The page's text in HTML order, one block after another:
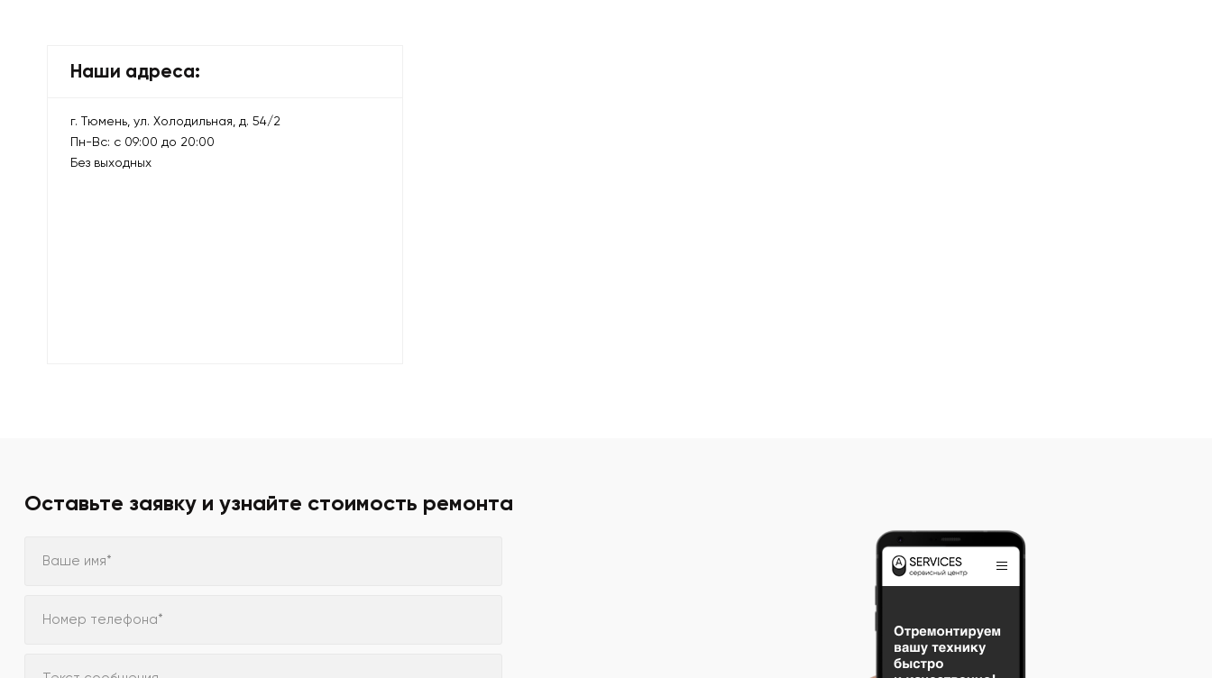
Наши адреса:
г. Тюмень, ул. Холодильная, д. 54/2
Пн-Вс: с 09:00 до 20:00
Без выходных
Оставьте заявку и узнайте стоимость ремонта
Ваше имя*
Номер телефона*